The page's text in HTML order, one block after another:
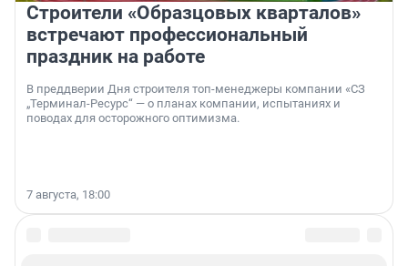
Строители «Образцовых кварталов»
встречают профессиональный
праздник на работе
В преддверии Дня строителя топ-менеджеры компании «СЗ
„Терминал-Ресурс“ — о планах компании, испытаниях и
поводах для осторожного оптимизма.
7 августа, 18:00